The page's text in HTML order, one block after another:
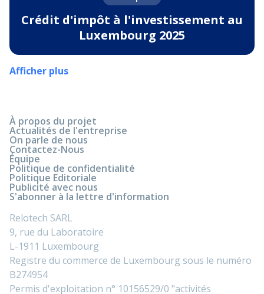
Crédit d'impôt à l'investissement au
Luxembourg 2025
Afficher plus
À propos du projet
Actualités de l'entreprise
On parle de nous
Contactez-Nous
Équipe
Politique de confidentialité
Politique Editoriale
Publicité avec nous
S'abonner à la lettre d'information
Relotech SARL
9, rue du Laboratoire
L-1911 Luxembourg
Registre du commerce de Luxembourg sous le numéro
B274954
Permis d'exploitation n° 10156529/0 "activités